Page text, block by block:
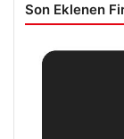
Son Eklenen